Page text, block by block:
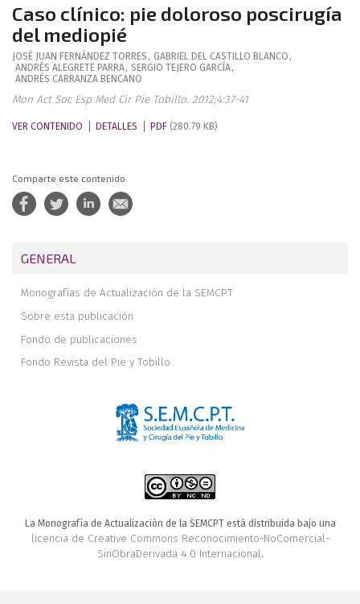
Caso clínico: pie doloroso poscirugía
del mediopié
JOSÉ JUAN FERNÁNDEZ TORRES , GABRIEL DEL CASTILLO BLANCO ,
ANDRÉS ALEGRETE PARRA, SERGIO TEJERO GARCÍA,
ANDRÉS CARRANZA BENCANO
Mon Act Soc Esp Med Cir Pie Tobillo. 2012;4:37-41
VER CONTENIDO DETALLES PDF (280.79 KB)
Comparte este contenido
GENERAL
Monografías de Actualización de la SEMCPT
Sobre esta publicación
Fondo de publicaciones
Fondo Revista del Pie y Tobillo
La Monografía de Actualización de la SEMCPT está distribuida bajo una
licencia de Creative Commons Reconocimiento-NoComercial-
SinObraDerivada 4.0 Internacional.